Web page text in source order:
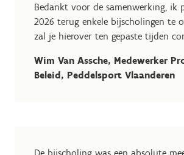
Bedankt voor de samenwerking, ik
2026 terug enkele bijscholingen te
zal je hierover ten gepaste tijden
Wim Van Assche, Medewerker
Beleid, Peddelsport Vlaanderen